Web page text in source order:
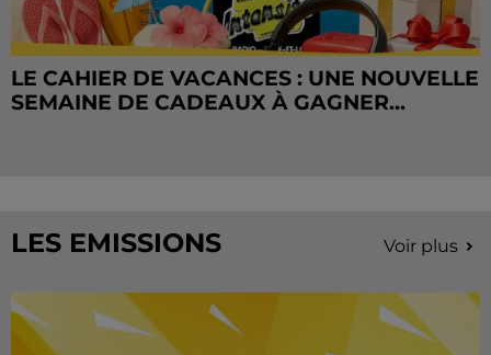
LE CAHIER DE VACANCES : UNE NOUVELLE
SEMAINE DE CADEAUX À GAGNER...
LES EMISSIONS Voir plus